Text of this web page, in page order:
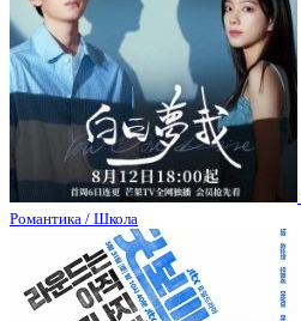
Романтика / Школа